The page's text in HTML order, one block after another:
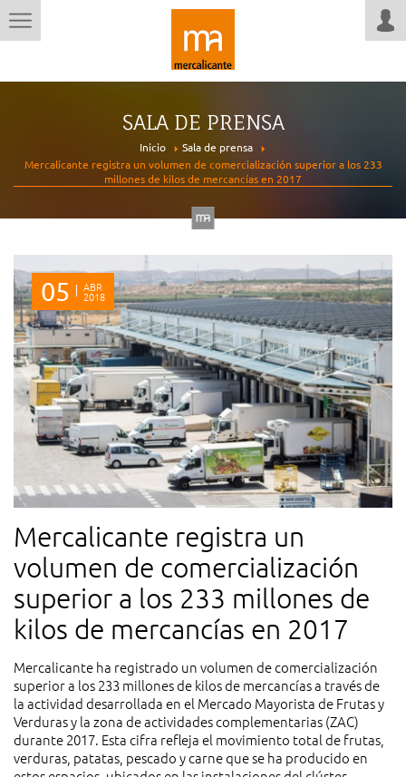
SALA DE PRENSA
Inicio
Sala de prensa
Mercalicante registra un volumen de comercialización superior a los 233
millones de kilos de mercancías en 2017
05 ABR
2018
Mercalicante registra un
volumen de comercialización
superior a los 233 millones de
kilos de mercancías en 2017
Mercalicante ha registrado un volumen de comercialización
superior a los 233 millones de kilos de mercancías a través de
la actividad desarrollada en el Mercado Mayorista de Frutas y
Verduras y la zona de actividades complementarias (ZAC)
durante 2017. Esta cifra refleja el movimiento total de frutas,
verduras, patatas, pescado y carne que se ha producido en